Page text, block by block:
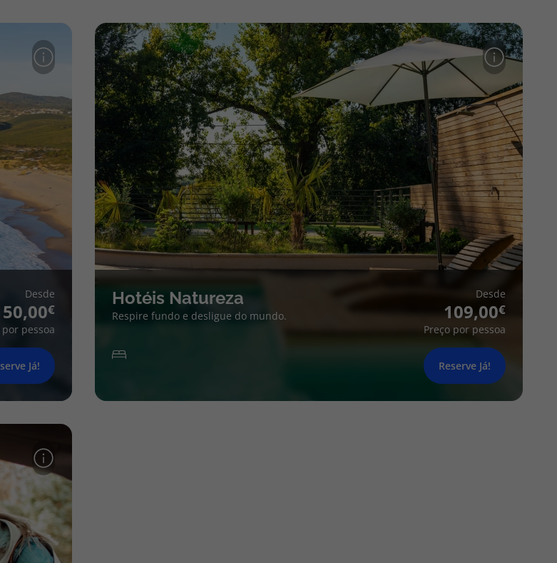
Desde
50,00
por pessoa
Já!
Hotéis Natureza
Respire fundo e desligue do mundo.
Desde
109,00
Preço por pessoa
Reserve Já!